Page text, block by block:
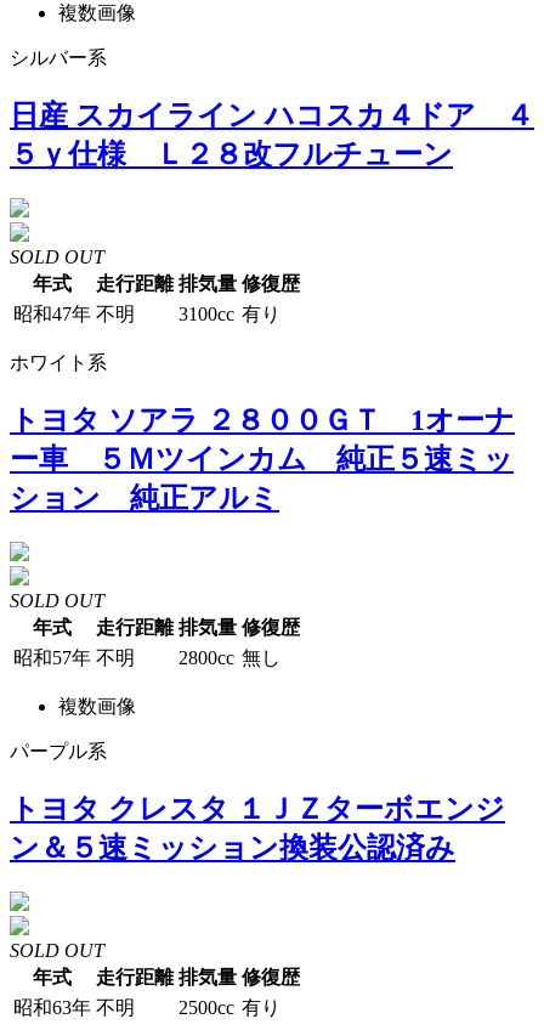
複数画像
シルバー系
日産 スカイライン ハコスカ４ドア ４
５ｙ仕様 Ｌ２８改フルチューン
SOLD OUT
年式
走行距離 排気量 修復歴
昭和47年 不明 3100cc 有り
ホワイト系
トヨタ ソアラ ２８００ＧＴ 1オーナ
ー車 ５Ｍツインカム 純正５速ミッ
ション 純正アルミ
SOLD OUT
年式
走行距離 排気量 修復歴
昭和57年 不明 2800cc 無し
複数画像
パープル系
トヨタ クレスタ １ＪＺターボエンジ
ン＆５速ミッション換装公認済み
SOLD OUT
年式
走行距離 排気量 修復歴
昭和63年 不明 2500cc 有り